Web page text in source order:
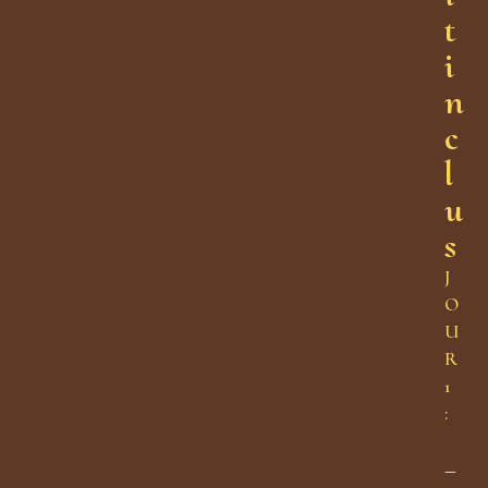
t
i
n
c
l
u
s
J
O
U
R
1
:
–